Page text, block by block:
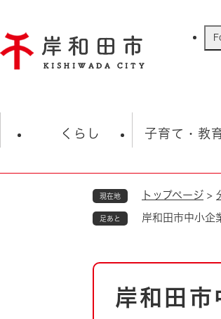
ジ
の
くらし
ごみ・衛生・動物
防災・防犯
子育て・教
学校
現在地 トップページ >
足あと 岸和田市中小企
本
岸和田市